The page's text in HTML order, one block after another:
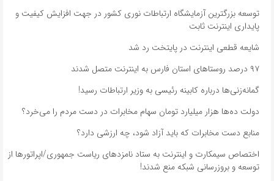
توسعه بزرگترین آزمایشگاه ارتباطات نوری کشور در جهت افزایش کیفیت و
پایداری اینترنت ثابت
شایعه قطعی اینترنت در پایتخت رد شد
۹۷ درصد روستاهای استان فارس به اینترنت متصل شدند
گمانه‌زنی‌ها درباره کابینه رئیسی به وزیر ارتباطات رسید!
دولت ده‌ها هزار میلیارد تومان سهام مخابرات در دست مردم را می‌خرد؟
منابع دست مخابرات که باید آزاد شود، چه ارزشی دارد؟
اختصاص سیمکارت و اینترنت به ستاد نامزدهای ریاست جمهوری/اپراتورها از
توسعه و بروزرسانی شبکه منع شدند!